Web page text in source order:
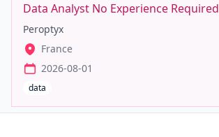
Data Analyst No Experience Required
Peroptyx
France
2026-08-01
data